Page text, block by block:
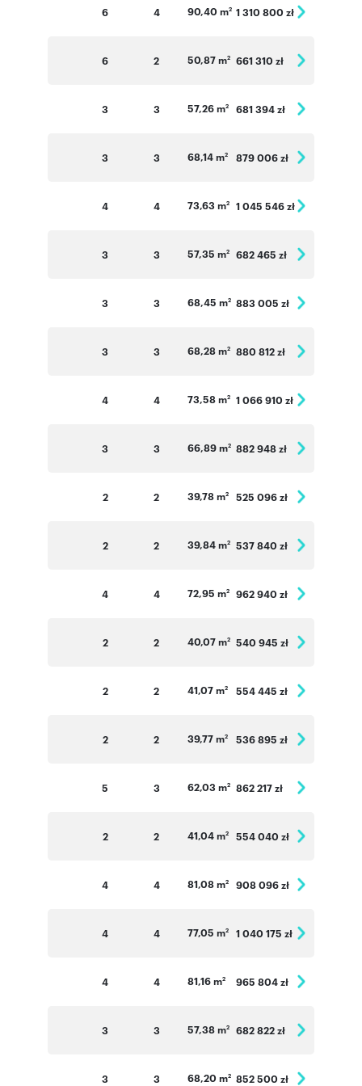
6 4 90,40 m2 1 310 800 zł
6 2 50,87 m2 661 310 zł
3 3 57,26 m2 681 394 zł
3 3 68,14 m2 879 006 zł
4 4 73,63 m2 1 045 546 zł
3 3 57,35 m2 682 465 zł
3 3 68,45 m2 883 005 zł
3 3 68,28 m2 880 812 zł
4 4 73,58 m2 1 066 910 zł
3 3 66,89 m2 882 948 zł
2 2 39,78 m2 525 096 zł
2 2 39,84 m2 537 840 zł
4 4 72,95 m2 962 940 zł
2 2 40,07 m2 540 945 zł
2 2 41,07 m2 554 445 zł
2 2 39,77 m2 536 895 zł
5 3 62,03 m2 862 217 zł
2 2 41,04 m2 554 040 zł
4 4 81,08 m2 908 096 zł
4 4 77,05 m2 1 040 175 zł
4 4 81,16 m2 965 804 zł
3 3 57,38 m2 682 822 zł
3 3 68,20 m2 852 500 zł